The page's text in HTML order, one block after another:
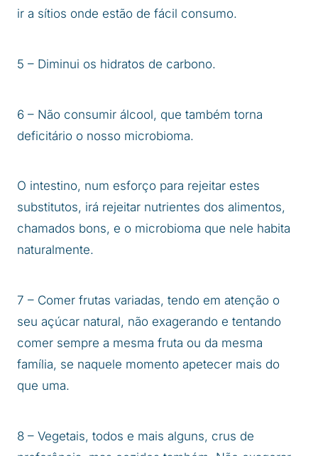
ir a sítios onde estão de fácil consumo.
5 – Diminui os hidratos de carbono.
6 – Não consumir álcool, que também torna
deficitário o nosso microbioma.
O intestino, num esforço para rejeitar estes
substitutos, irá rejeitar nutrientes dos alimentos,
chamados bons, e o microbioma que nele habita
naturalmente.
7 – Comer frutas variadas, tendo em atenção o
seu açúcar natural, não exagerando e tentando
comer sempre a mesma fruta ou da mesma
família, se naquele momento apetecer mais do
que uma.
8 – Vegetais, todos e mais alguns, crus de